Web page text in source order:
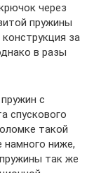
через
пружины
за
в разы
с
спускового
такой
намного ниже,
так же